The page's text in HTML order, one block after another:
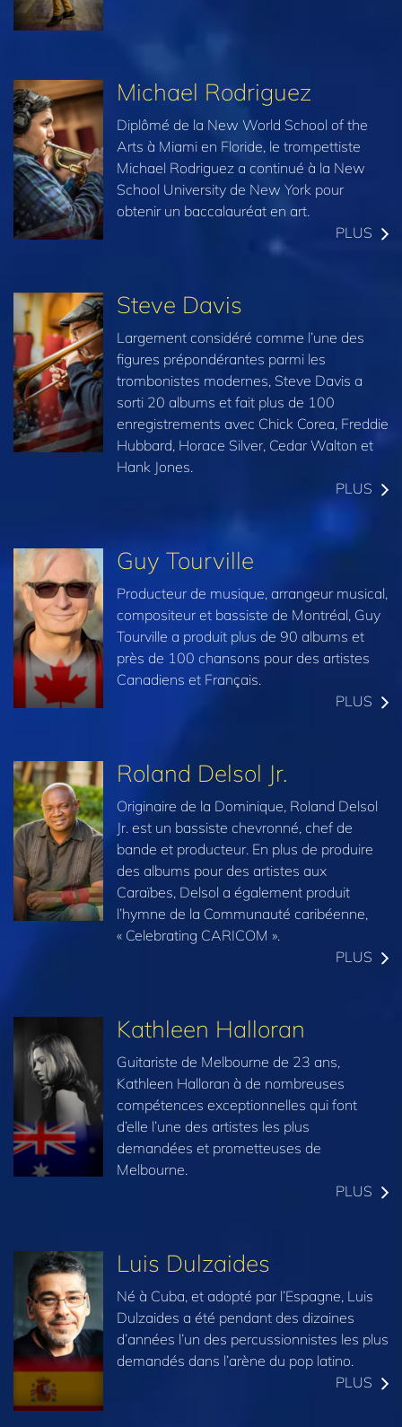
Michael Rodriguez
Diplômé de la New World School of the
Arts à Miami en Floride, le trompettiste
Michael Rodriguez a continué à la New
School University de New York pour
obtenir un baccalauréat en art.
PLUS
Steve Davis
Largement considéré comme l’une des
figures prépondérantes parmi les
trombonistes modernes, Steve Davis a
sorti 20 albums et fait plus de 100
enregistrements avec Chick Corea, Freddie
Hubbard, Horace Silver, Cedar Walton et
Hank Jones.
PLUS
Guy Tourville
Producteur de musique, arrangeur musical,
compositeur et bassiste de Montréal, Guy
Tourville a produit plus de 90 albums et
près de 100 chansons pour des artistes
Canadiens et Français.
PLUS
Roland Delsol Jr.
Originaire de la Dominique, Roland Delsol
Jr. est un bassiste chevronné, chef de
bande et producteur. En plus de produire
des albums pour des artistes aux
Caraïbes, Delsol a également produit
l’hymne de la Communauté caribéenne,
« Celebrating CARICOM ».
PLUS
Kathleen Halloran
Guitariste de Melbourne de 23 ans,
Kathleen Halloran à de nombreuses
compétences exceptionnelles qui font
d’elle l’une des artistes les plus
demandées et prometteuses de
Melbourne.
PLUS
Luis Dulzaides
Né à Cuba, et adopté par l’Espagne, Luis
Dulzaides a été pendant des dizaines
d’années l’un des percussionnistes les plus
demandés dans l’arène du pop latino.
PLUS